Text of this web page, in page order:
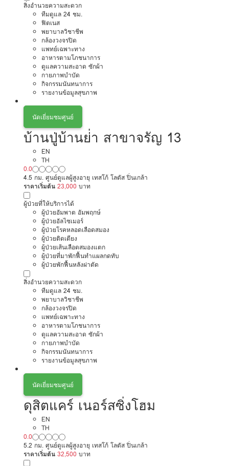
สิ่งอำนวยความสะดวก
ทีมดูแล 24 ชม.
ฟิตเนส
พยาบาลวิชาชีพ
กล้องวงจรปิด
แพทย์เฉพาะทาง
อาหารตามโภชนาการ
ดูแลความสะอาด ซักผ้า
กายภาพบำบัด
กิจกรรมนันทนาการ
รายงานข้อมูลสุขภาพ
นัดเยี่ยมชมศูนย์
บ้านปู่บ้านย่่า สาขาจรัญ 13
EN
TH
0.0
4.5 กม. ศูนย์ดูแลผู้สูงอายุ เทสโก้ โลตัส ปิ่นเกล้า
ราคาเริ่มต้น 23,000 บาท
ผู้ป่วยที่ให้บริการได้
ผู้ป่วยอัมพาต อัมพฤกษ์
ผู้ป่วยอัลไซเมอร์
ผู้ป่วยโรคหลอดเลือดสมอง
ผู้ป่วยติดเตียง
ผู้ป่วยเส้นเลือดสมองแตก
ผู้ป่วยที่มาพักฟื้นทำแผลกดทับ
ผู้ป่วยพักฟื้นหลังผ่าตัด
สิ่งอำนวยความสะดวก
ทีมดูแล 24 ชม.
พยาบาลวิชาชีพ
กล้องวงจรปิด
แพทย์เฉพาะทาง
อาหารตามโภชนาการ
ดูแลความสะอาด ซักผ้า
กายภาพบำบัด
กิจกรรมนันทนาการ
รายงานข้อมูลสุขภาพ
นัดเยี่ยมชมศูนย์
ดุสิตแคร์ เนอร์สซิ่งโฮม
EN
TH
0.0
5.2 กม. ศูนย์ดูแลผู้สูงอายุ เทสโก้ โลตัส ปิ่นเกล้า
ราคาเริ่มต้น 32,500 บาท